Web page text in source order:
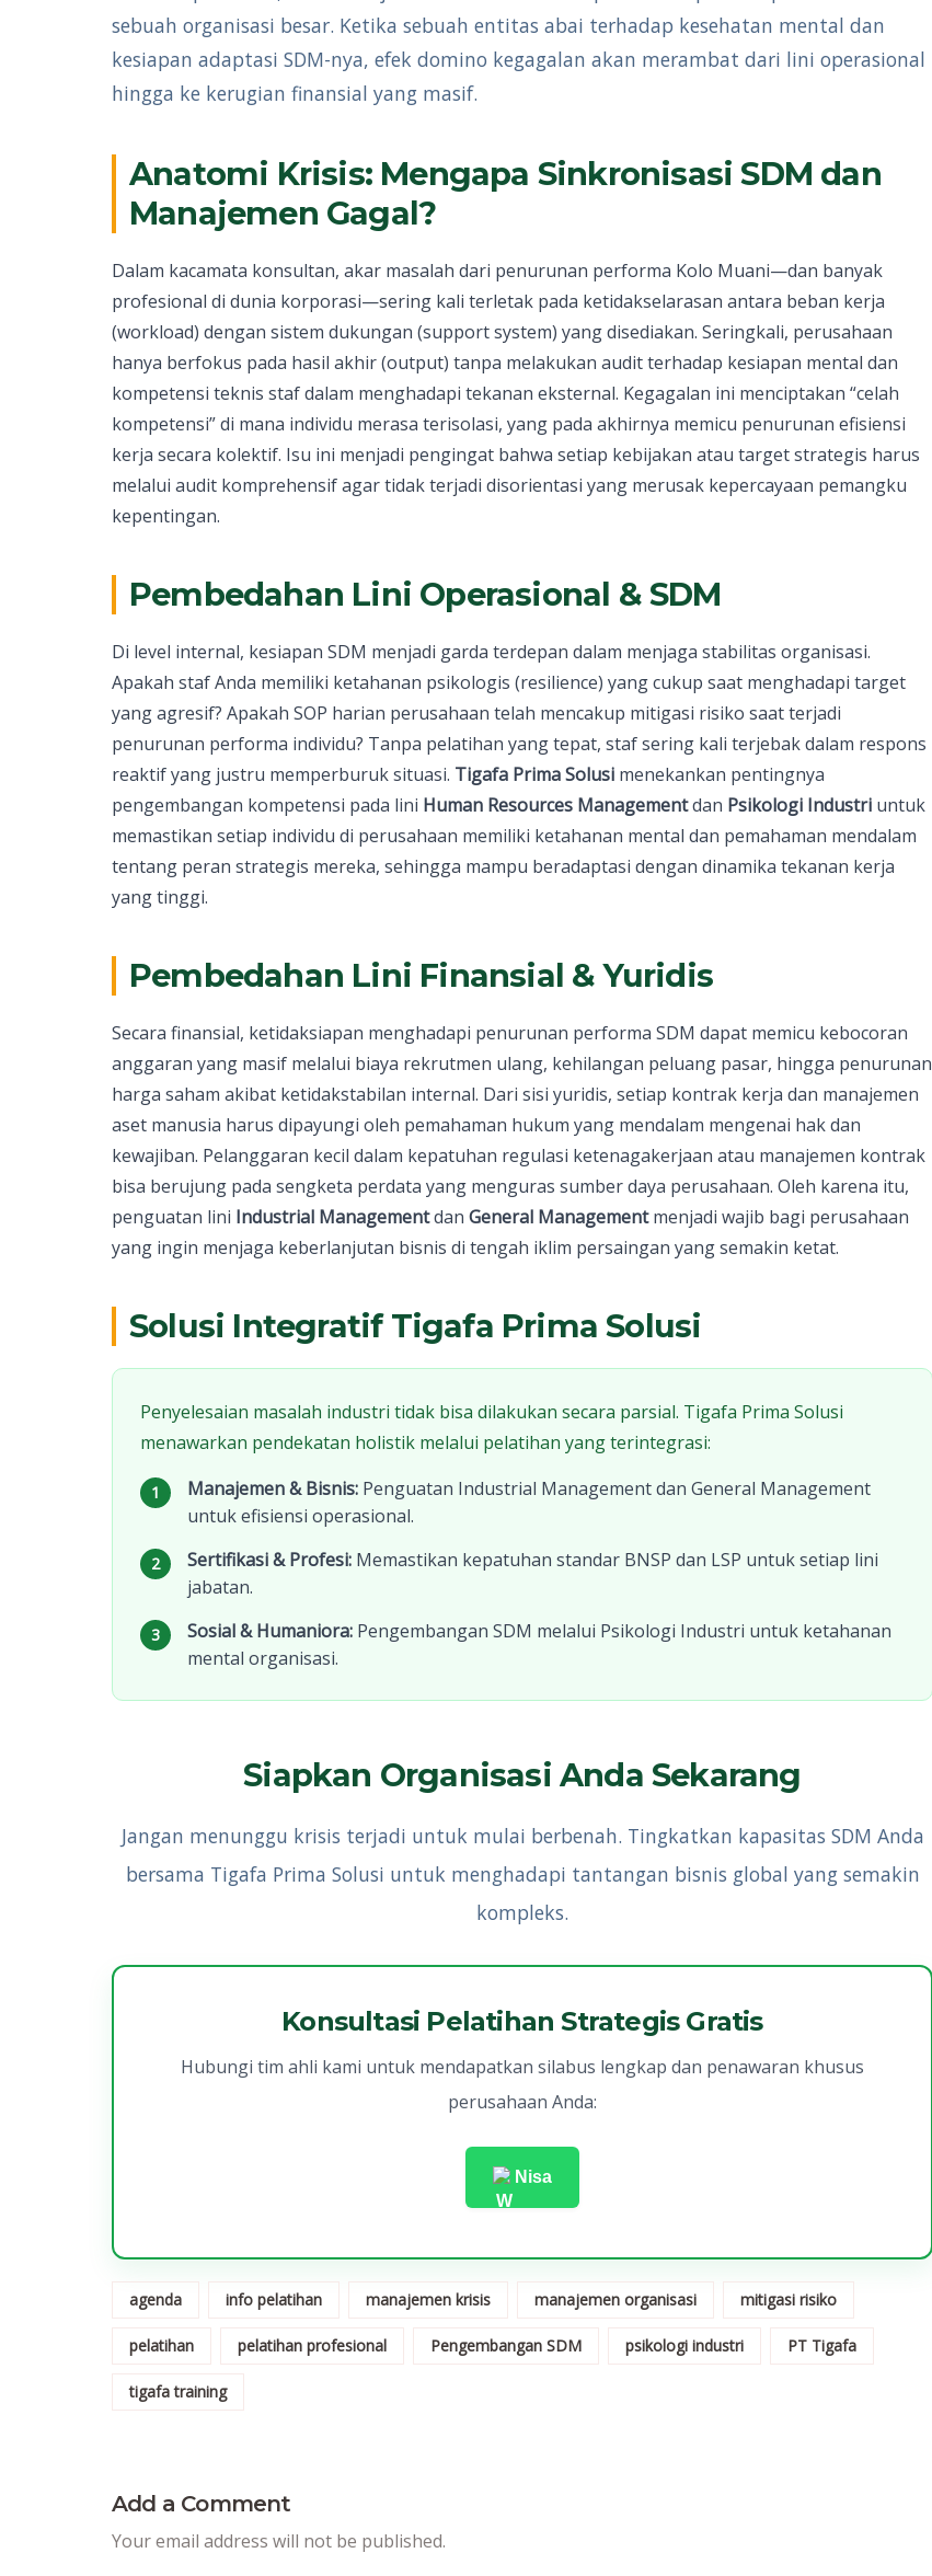
sebuah organisasi besar. Ketika sebuah entitas abai terhadap kesehatan mental dan
kesiapan adaptasi SDM-nya, efek domino kegagalan akan merambat dari lini operasional
hingga ke kerugian finansial yang masif.
Anatomi Krisis: Mengapa Sinkronisasi SDM dan
Manajemen Gagal?
Dalam kacamata konsultan, akar masalah dari penurunan performa Kolo Muani—dan banyak
profesional di dunia korporasi—sering kali terletak pada ketidakselarasan antara beban kerja
(workload) dengan sistem dukungan (support system) yang disediakan. Seringkali, perusahaan
hanya berfokus pada hasil akhir (output) tanpa melakukan audit terhadap kesiapan mental dan
kompetensi teknis staf dalam menghadapi tekanan eksternal. Kegagalan ini menciptakan “celah
kompetensi” di mana individu merasa terisolasi, yang pada akhirnya memicu penurunan efisiensi
kerja secara kolektif. Isu ini menjadi pengingat bahwa setiap kebijakan atau target strategis harus
melalui audit komprehensif agar tidak terjadi disorientasi yang merusak kepercayaan pemangku
kepentingan.
Pembedahan Lini Operasional & SDM
Di level internal, kesiapan SDM menjadi garda terdepan dalam menjaga stabilitas organisasi.
Apakah staf Anda memiliki ketahanan psikologis (resilience) yang cukup saat menghadapi target
yang agresif? Apakah SOP harian perusahaan telah mencakup mitigasi risiko saat terjadi
penurunan performa individu? Tanpa pelatihan yang tepat, staf sering kali terjebak dalam respons
reaktif yang justru memperburuk situasi. Tigafa Prima Solusi menekankan pentingnya
pengembangan kompetensi pada lini Human Resources Managementdan Psikologi Industri untuk
memastikan setiap individu di perusahaan memiliki ketahanan mental dan pemahaman mendalam
tentang peran strategis mereka, sehingga mampu beradaptasi dengan dinamika tekanan kerja
yang tinggi.
Pembedahan Lini Finansial & Yuridis
Secara finansial, ketidaksiapan menghadapi penurunan performa SDM dapat memicu kebocoran
anggaran yang masif melalui biaya rekrutmen ulang, kehilangan peluang pasar, hingga penurunan
harga saham akibat ketidakstabilan internal. Dari sisi yuridis, setiap kontrak kerja dan manajemen
aset manusia harus dipayungi oleh pemahaman hukum yang mendalam mengenai hak dan
kewajiban. Pelanggaran kecil dalam kepatuhan regulasi ketenagakerjaan atau manajemen kontrak
bisa berujung pada sengketa perdata yang menguras sumber daya perusahaan. Oleh karena itu,
penguatan lini Industrial Managementdan General Managementmenjadi wajib bagi perusahaan
yang ingin menjaga keberlanjutan bisnis di tengah iklim persaingan yang semakin ketat.
Solusi Integratif Tigafa Prima Solusi
Penyelesaian masalah industri tidak bisa dilakukan secara parsial. Tigafa Prima Solusi
menawarkan pendekatan holistik melalui pelatihan yang terintegrasi:
1 Manajemen & Bisnis: Penguatan Industrial Management dan General Management
untuk efisiensi operasional.
2 Sertifikasi & Profesi: Memastikan kepatuhan standar BNSP dan LSP untuk setiap lini
jabatan.
3 Sosial & Humaniora: Pengembangan SDM melalui Psikologi Industri untuk ketahanan
mental organisasi.
Siapkan Organisasi Anda Sekarang
Jangan menunggu krisis terjadi untuk mulai berbenah. Tingkatkan kapasitas SDM Anda
bersama Tigafa Prima Solusi untuk menghadapi tantangan bisnis global yang semakin
kompleks.
Konsultasi Pelatihan Strategis Gratis
Hubungi tim ahli kami untuk mendapatkan silabus lengkap dan penawaran khusus
perusahaan Anda:
Nisa
agenda info pelatihan manajemen krisis manajemen organisasi mitigasi risiko
pelatihan pelatihan profesional Pengembangan SDM psikologi industri PT Tigafa
tigafa training
Add a Comment
Your email address will not be published.